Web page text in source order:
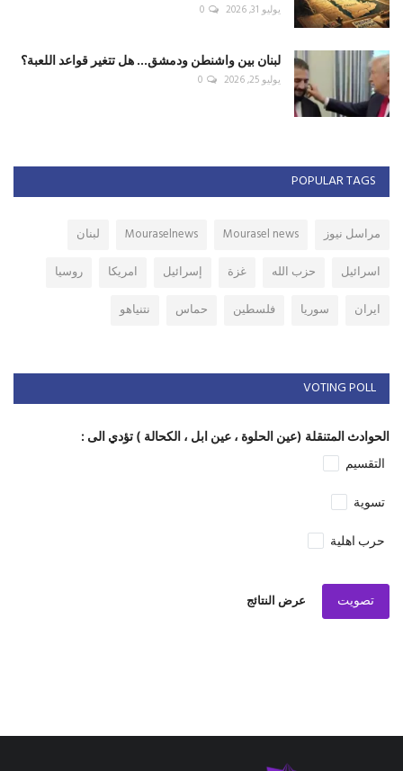
يوليو 31, 2026 0
لبنان بين واشنطن ودمشق... هل تتغير قواعد اللعبة؟
يوليو 25, 2026 0
POPULAR TAGS
مراسل نيوز Mourasel news
Mouraselnews
لبنان
اسرائيل
حزب الله غزة إسرائيل امريكا
روسيا
ايران
سوريا فلسطين حماس نتنياهو
VOTING POLL
الحوادث المتنقلة (عين الحلوة ، عين ابل ، الكحالة ) تؤدي الى :
التقسيم
تسوية
حرب اهلية
تصويت عرض النتائج